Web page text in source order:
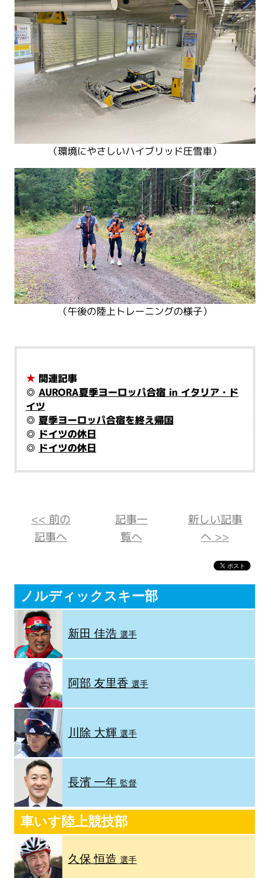
（環境にやさしいハイブリッド圧雪車）
（午後の陸上トレーニングの様子）
★ 関連記事
◎ AURORA夏季ヨーロッパ合宿 in イタリア・ド
イツ
◎ 夏季ヨーロッパ合宿を終え帰国
◎ ドイツの休日
◎ ドイツの休日
<< 前の
記事へ
記事一
覧へ
新しい記事
へ >>
ノルディックスキー部
新田 佳浩 選手
阿部 友里香 選手
川除 大輝 選手
長濱 一年 監督
車いす陸上競技部
久保 恒造 選手